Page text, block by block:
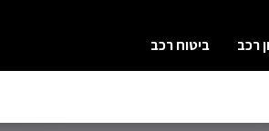
רכב ביטוח רכב